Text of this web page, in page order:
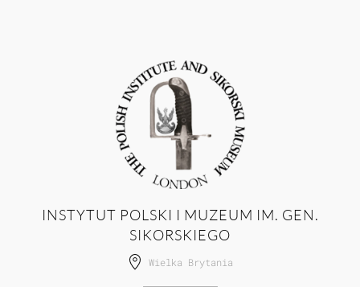
INSTYTUT POLSKI I MUZEUM IM. GEN.
SIKORSKIEGO
Wielka Brytania